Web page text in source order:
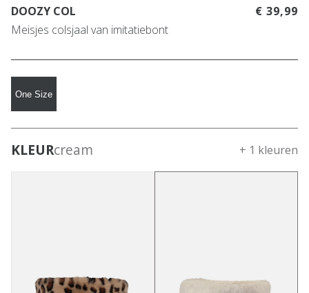
DOOZY COL
Meisjes colsjaal van imitatiebont
€ 39,99
One Size
KLEURcream + 1 kleuren